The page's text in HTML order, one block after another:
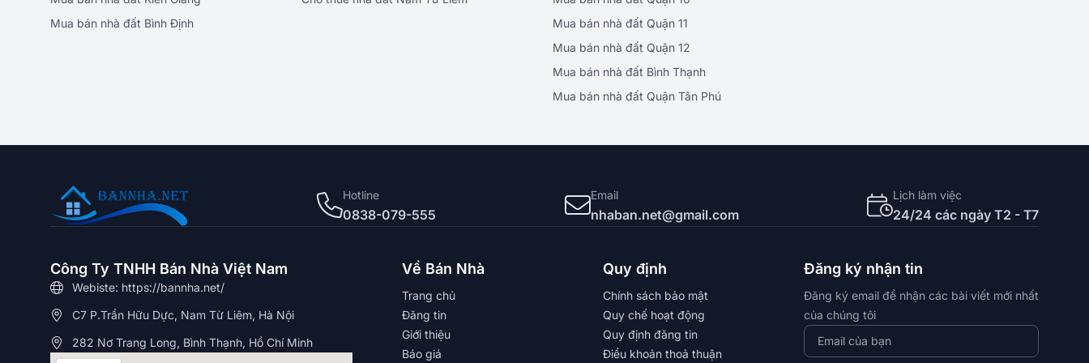
Mua bán nhà đất Bình Định
Mua bán nhà đất Quận 11
Mua bán nhà đất Quận 12
Mua bán nhà đất Bình Thạnh
Mua bán nhà đất Quận Tân Phú
Hotline
0838-079-555
Email
nhaban.net@gmail.com
Lịch làm việc
24/24 các ngày T2 - T7
Công Ty TNHH Bán Nhà Việt Nam
Webiste: https://bannha.net/
C7 P.Trần Hữu Dực, Nam Từ Liêm, Hà Nội
282 Nơ Trang Long, Bình Thạnh, Hồ Chí Minh
Về Bán Nhà
Trang chủ
Đăng tin
Giới thiệu
Báo giá
Quy định
Chính sách bảo mật
Quy chế hoạt động
Quy định đăng tin
Điều khoản thoả thuận
Đăng ký nhận tin
Đăng ký email để nhận các bài viết mới nhất
của chúng tôi